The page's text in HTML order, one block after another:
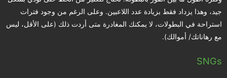
جيد، وهذا يزداد فقط بزيادة عدد اللاعبين. وعلى الرغم من وجود فترات
استراحة في البطولات، لا يمكنك المغادرة متى أردت ذلك (على الأقل، ليس
مع رهاناتك/ أموالك).
SNGs